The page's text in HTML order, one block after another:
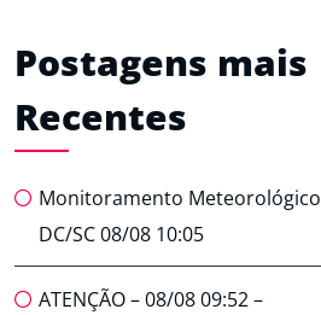
Postagens mais
Recentes
Monitoramento Meteorológico
DC/SC 08/08 10:05
ATENÇÃO – 08/08 09:52 –